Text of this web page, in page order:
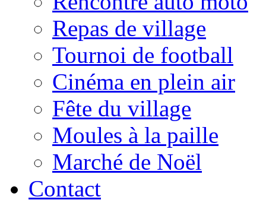
Repas de village
Tournoi de football
Cinéma en plein air
Fête du village
Moules à la paille
Marché de Noël
Contact